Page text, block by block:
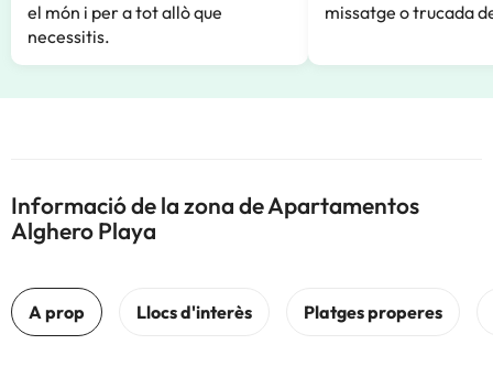
el món i per a tot allò que
necessitis.
missatge o trucada
Informació de la zona de Apartamentos
Alghero Playa